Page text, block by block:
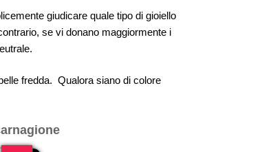
giudicare quale tipo di gioiello
se vi donano maggiormente i
fredda. Qualora siano di colore